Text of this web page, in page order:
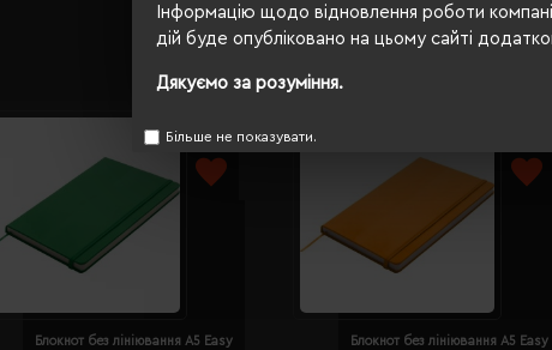
Інформацію щодо відновлення роботи
дій буде опубліковано на цьому сайті
Дякуємо за розуміння.
Більше не показувати.
Блокнот без лініювання A5 Easy
Блокнот без лініювання A5 Easy